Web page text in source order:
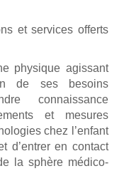
et services offerts
physique agissant
de ses besoins
connaissance
et mesures
chez l’enfant
d’entrer en contact
la sphère médico-